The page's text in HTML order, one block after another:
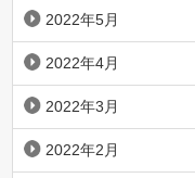
2022年5月
2022年4月
2022年3月
2022年2月